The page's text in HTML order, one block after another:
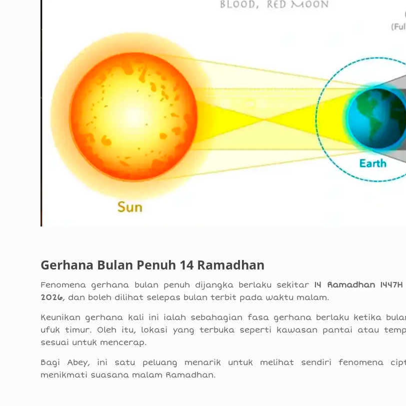
Gerhana Bulan Penuh 14 Ramadhan
Fenomena gerhana bulan penuh dijangka berlaku sekitar 14 Ramadhan
2026, dan boleh dilihat selepas bulan terbit pada waktu malam.
Keunikan gerhana kali ini ialah sebahagian fasa gerhana berlaku ketika
ufuk timur. Oleh itu, lokasi yang terbuka seperti kawasan pantai atau
sesuai untuk mencerap.
Bagi Abey, ini satu peluang menarik untuk melihat sendiri fenomena
menikmati suasana malam Ramadhan.